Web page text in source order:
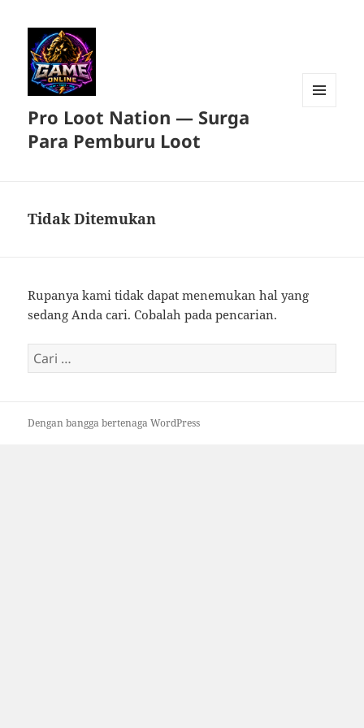
Pro Loot Nation — Surga
Para Pemburu Loot
Tidak Ditemukan
Rupanya kami tidak dapat menemukan hal yang
sedang Anda cari. Cobalah pada pencarian.
Cari
untuk:
Dengan bangga bertenaga WordPress